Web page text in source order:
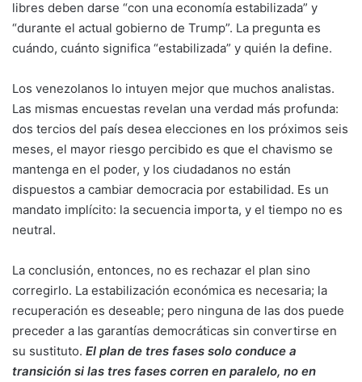
libres deben darse “con una economía estabilizada” y
“durante el actual gobierno de Trump”. La pregunta es
cuándo, cuánto significa “estabilizada” y quién la define.
Los venezolanos lo intuyen mejor que muchos analistas.
Las mismas encuestas revelan una verdad más profunda:
dos tercios del país desea elecciones en los próximos seis
meses, el mayor riesgo percibido es que el chavismo se
mantenga en el poder, y los ciudadanos no están
dispuestos a cambiar democracia por estabilidad. Es un
mandato implícito: la secuencia importa, y el tiempo no es
neutral.
La conclusión, entonces, no es rechazar el plan sino
corregirlo. La estabilización económica es necesaria; la
recuperación es deseable; pero ninguna de las dos puede
preceder a las garantías democráticas sin convertirse en
su sustituto. El plan de tres fases solo conduce a
transición si las tres fases corren en paralelo, no en